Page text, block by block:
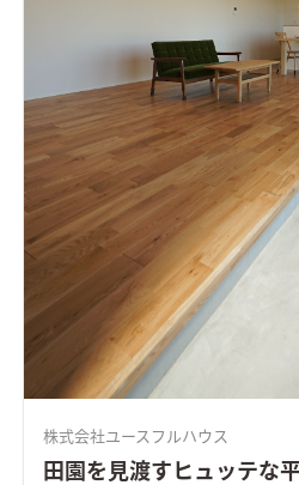
株式会社ユースフルハウス
田園を見渡すヒュッテな